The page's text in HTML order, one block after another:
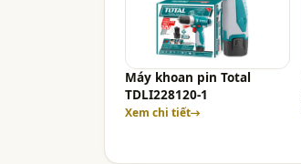
Máy khoan pin Total
TDLI228120-1
Xem chi tiết